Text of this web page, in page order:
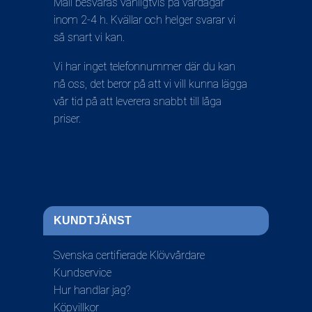
inom 2-4 h. Kvällar och helger svarar vi
så snart vi kan.
Vi har inget telefonnummer där du kan
nå oss, det beror på att vi vill kunna lägga
vår tid på att leverera snabbt till låga
priser.
KUNDTJÄNST
Svenska certifierade Klövvårdare
Kundservice
Hur handlar jag?
Köpvillkor